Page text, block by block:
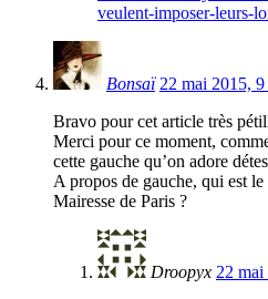
veulent-imposer-leurs-
Bonsaï 22 mai 2015,
Bravo pour cet article très
Merci pour ce moment,
cette gauche qu’on adore
A propos de gauche, qui est
Mairesse de Paris ?
Droopyx 22